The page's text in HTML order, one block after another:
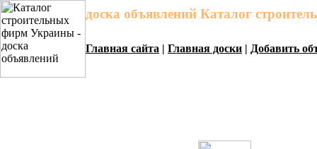
доска объявлений Каталог
Главная сайта | Главная доски | Добавить